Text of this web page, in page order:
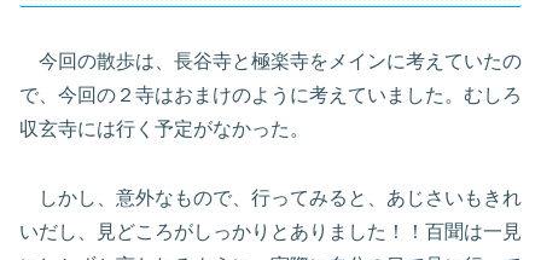
今回の散歩は、長谷寺と極楽寺をメインに考えていたの
で、今回の２寺はおまけのように考えていました。むしろ
収玄寺には行く予定がなかった。
しかし、意外なもので、行ってみると、あじさいもきれ
いだし、見どころがしっかりとありました！！百聞は一見